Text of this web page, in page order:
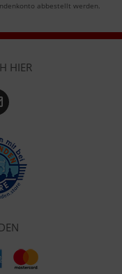
abbestellt werden.
HIER